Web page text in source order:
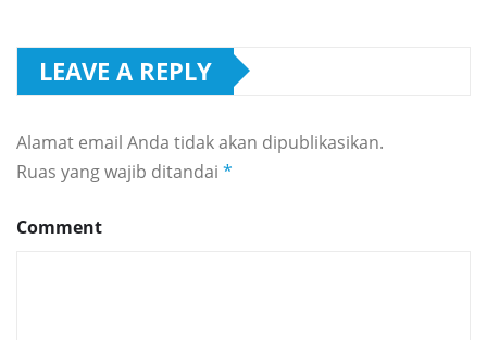
LEAVE A REPLY
Alamat email Anda tidak akan dipublikasikan.
Ruas yang wajib ditandai *
Comment